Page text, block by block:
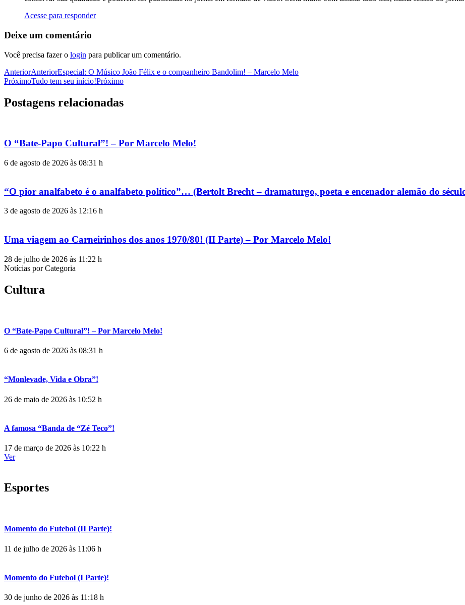
Acesse para responder
Deixe um comentário
Você precisa fazer o login para publicar um comentário.
AnteriorAnteriorEspecial: O Músico João Félix e o companheiro Bandolim! – Marcelo Melo
PróximoTudo tem seu início!Próximo
Postagens relacionadas
O “Bate-Papo Cultural”! – Por Marcelo Melo!
6 de agosto de 2026 às 08:31 h
“O pior analfabeto é o analfabeto político”… (Bertolt Brecht – dramaturgo, poeta e encenador alemão do
3 de agosto de 2026 às 12:16 h
Uma viagem ao Carneirinhos dos anos 1970/80! (II Parte) – Por Marcelo Melo!
28 de julho de 2026 às 11:22 h
Notícias por Categoria
Cultura
O “Bate-Papo Cultural”! – Por Marcelo Melo!
6 de agosto de 2026 às 08:31 h
“Monlevade, Vida e Obra”!
26 de maio de 2026 às 10:52 h
A famosa “Banda de “Zé Teco”!
17 de março de 2026 às 10:22 h
Ver
Esportes
Momento do Futebol (II Parte)!
11 de julho de 2026 às 11:06 h
Momento do Futebol (I Parte)!
30 de junho de 2026 às 11:18 h